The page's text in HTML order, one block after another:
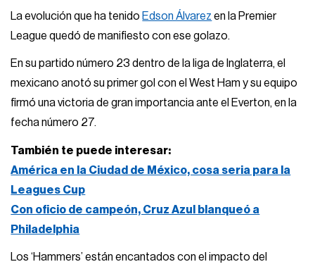
La evolución que ha tenido Edson Álvarez en la Premier
League quedó de manifiesto con ese golazo.
En su partido número 23 dentro de la liga de Inglaterra, el
mexicano anotó su primer gol con el West Ham y su equipo
firmó una victoria de gran importancia ante el Everton, en la
fecha número 27.
También te puede interesar:
América en la Ciudad de México, cosa seria para la
Leagues Cup
Con oficio de campeón, Cruz Azul blanqueó a
Philadelphia
Los ‘Hammers’ están encantados con el impacto del